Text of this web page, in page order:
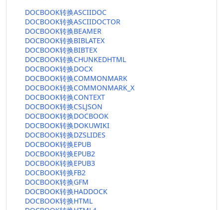
DOCBOOK转换ASCIIDOC
DOCBOOK转换ASCIIDOCTOR
DOCBOOK转换BEAMER
DOCBOOK转换BIBLATEX
DOCBOOK转换BIBTEX
DOCBOOK转换CHUNKEDHTML
DOCBOOK转换DOCX
DOCBOOK转换COMMONMARK
DOCBOOK转换COMMONMARK_X
DOCBOOK转换CONTEXT
DOCBOOK转换CSLJSON
DOCBOOK转换DOCBOOK
DOCBOOK转换DOKUWIKI
DOCBOOK转换DZSLIDES
DOCBOOK转换EPUB
DOCBOOK转换EPUB2
DOCBOOK转换EPUB3
DOCBOOK转换FB2
DOCBOOK转换GFM
DOCBOOK转换HADDOCK
DOCBOOK转换HTML